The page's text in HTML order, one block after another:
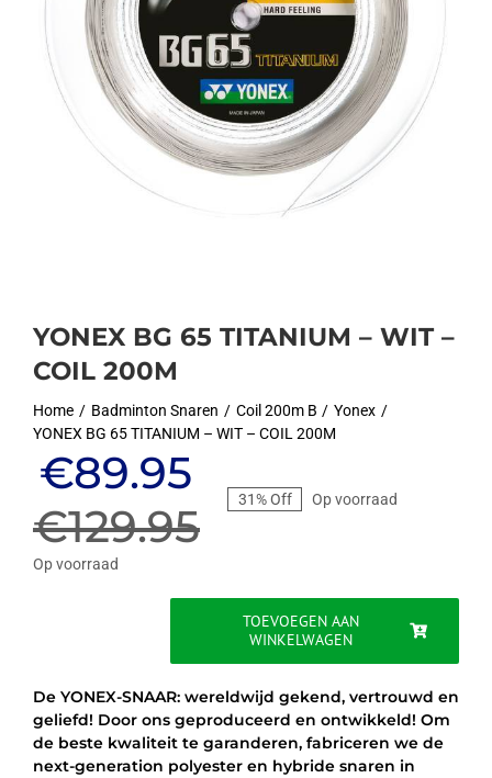
YONEX BG 65 TITANIUM – WIT –
COIL 200M
Home Badminton Snaren Coil 200m B
Yonex
YONEX BG 65 TITANIUM – WIT – COIL 200M
€129.95
Oorspronkelijke
prijs
was:
€129.95.
€89.95
Huidige
prijs
is:
€89.95.
31% Off Op voorraad
Op voorraad
TITANIUM
TOEVOEGEN AAN
WINKELWAGEN
De YONEX-SNAAR: wereldwijd gekend, vertrouwd en
geliefd! Door ons geproduceerd en ontwikkeld! Om
de beste kwaliteit te garanderen, fabriceren we de
next-generation polyester en hybride snaren in